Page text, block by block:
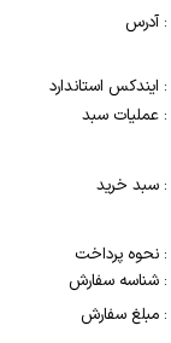
آدرس :
ایندکس استاندارد :
عملیات سبد :
سبد خرید :
نحوه پرداخت :
شناسه سفارش :
مبلغ سفارش :